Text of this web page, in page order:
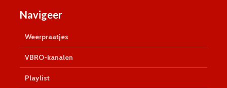
Navigeer
Weerpraatjes
VBRO-kanalen
Playlist